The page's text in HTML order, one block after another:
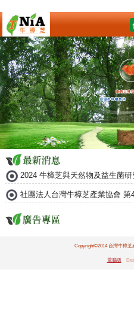
2024 牛樟芝與天然物及益生菌
社團法人台灣牛樟芝產業協會
Copyright©2014 台灣牛樟芝
電腦版